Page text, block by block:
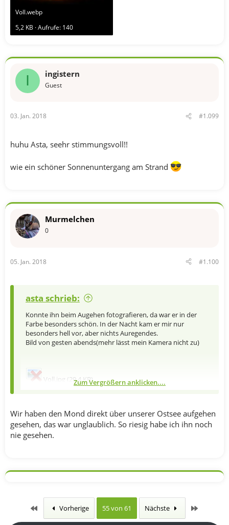
Voll.webp
5,2 KB · Aufrufe: 140
I ingistern
Guest
03. Jan. 2018 #1.099
huhu Asta, seehr stimmungsvoll!!
wie ein schöner Sonnenuntergang am Strand
Murmelchen
0
05. Jan. 2018 #1.100
asta schrieb:
Konnte ihn beim Augehen fotografieren, da war er in der
Farbe besonders schön. In der Nacht kam er mir nur
besonders hell vor, aber nichts Auregendes.
Bild von gesten abends(mehr lässt mein Kamera nicht zu)
Voll.jpg (29,4 KB)Zum Vergrößern anklicken....
Wir haben den Mond direkt über unserer Ostsee aufgehen
gesehen, das war unglaublich. So riesig habe ich ihn noch
nie gesehen.
Erste Vorherige 55 von 61 Nächste